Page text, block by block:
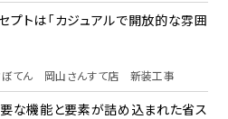
プトは「カジュアルで開放的な雰囲
ぼてん 岡山さんすて店 新装工事
な機能と要素が詰め込まれた省ス